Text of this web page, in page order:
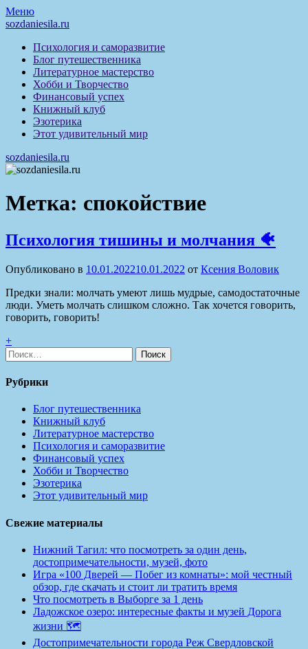
Перейти
к
Меню
sozdaniesila.ru
Психология и саморазвитие
Блог путешественника
Литературное мастерство
Хобби и Творчество
Финансовый успех
Книжный клуб
Эзотерика
Этот удивительный мир
sozdaniesila.ru
Метка: спокойствие
Психология тишины и молчания 🐠
Опубликовано в 10.01.202210.01.2022 от Ксения Воловик
Предки знали: молчать умеют лишь мудрые, самодостаточные
люди. Уметь молчать слишком сложно. Так хочется говорить,
говорить, говорить!
+
Найти:
Рубрики
Блог путешественника
Книжный клуб
Литературное мастерство
Психология и саморазвитие
Финансовый успех
Хобби и Творчество
Эзотерика
Этот удивительный мир
Свежие материалы
Нижний Тагил: что посмотреть за один день,
достопримечательности, музей, фото
Игра «100 Дверей — Побег из комнаты»: мой честный
обзор, где скачать и стоит ли тратить время
Что посмотреть в Выборге за 1 день
Ладожское озеро: интересные факты и музей Дорога
жизни 🗺️
Достопримечательности города Реж Свердловской